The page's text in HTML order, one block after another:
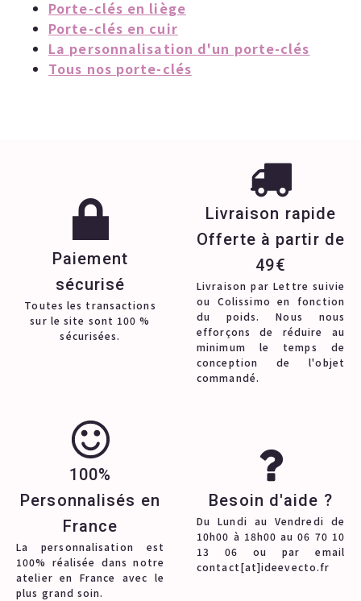
Porte-clés en liège
Porte-clés en cuir
La personnalisation d'un porte-clés
Tous nos porte-clés
Paiement
sécurisé
Toutes les transactions
sur le site sont 100 %
sécurisées.
Livraison rapide
Offerte à partir de
49€
Livraison par Lettre suivie
ou Colissimo en fonction
du poids. Nous nous
efforçons de réduire au
minimum le temps de
conception de l'objet
commandé.
100%
Personnalisés en
France
La personnalisation est
100% réalisée dans notre
atelier en France avec le
plus grand soin.
Besoin d'aide ?
Du Lundi au Vendredi de
10h00 à 18h00 au 06 70 10
13 06 ou par email
contact[at]ideevecto.fr